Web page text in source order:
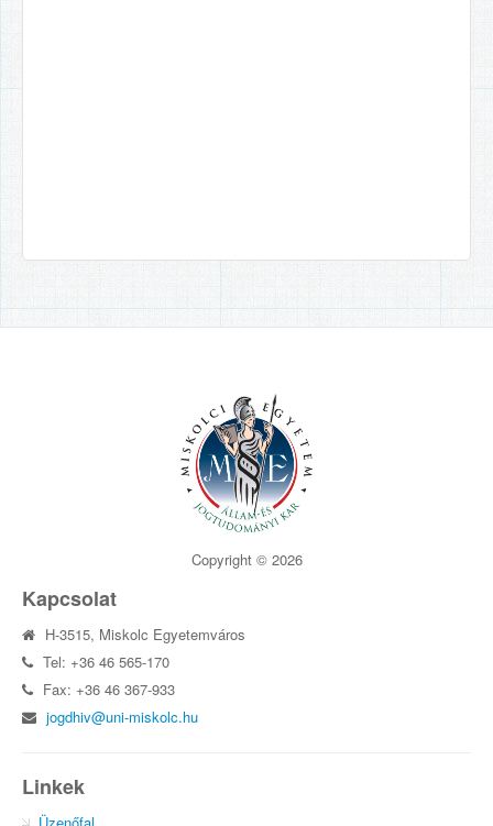
Copyright © 2026
Kapcsolat
H-3515, Miskolc Egyetemváros
Tel: +36 46 565-170
Fax: +36 46 367-933
jogdhiv@uni-miskolc.hu
Linkek
Üzenőfal